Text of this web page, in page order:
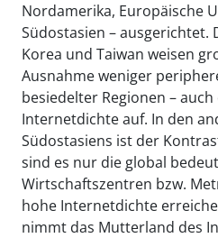
Nordamerika, Europäische
Südostasien – ausgerichtet.
Korea und Taiwan weisen
Ausnahme weniger
besiedelter Regionen –
Internetdichte auf. In den
Südostasiens ist der
sind es nur die global
Wirtschaftszentren bzw.
hohe Internetdichte
nimmt das Mutterland des